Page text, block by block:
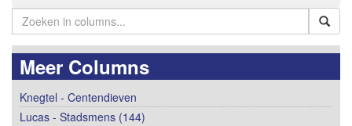
Meer Columns
Knegtel - Centendieven
Lucas - Stadsmens (144)